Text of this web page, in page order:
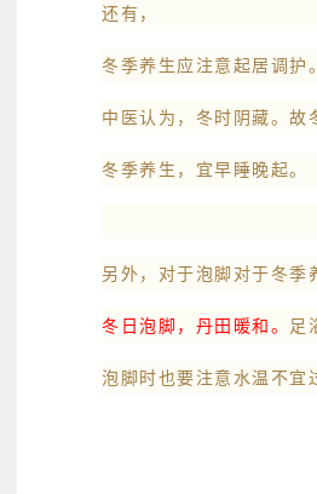
还有，
冬季养生应注意起居调护。
中医认为，冬时阴藏。故
冬季养生，宜早睡晚起。
另外，对于泡脚对于冬季
冬日泡脚，丹田暖和。 足
泡脚时也要注意水温不宜